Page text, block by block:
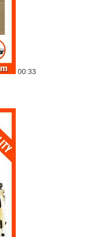
00:33